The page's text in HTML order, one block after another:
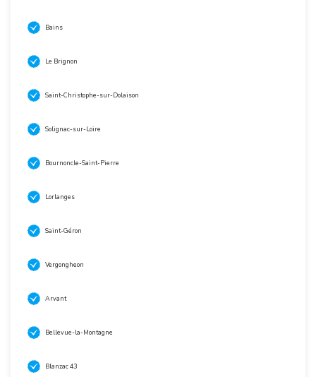
Bains
Le Brignon
Saint-Christophe-sur-Dolaison
Solignac-sur-Loire
Bournoncle-Saint-Pierre
Lorlanges
Saint-Géron
Vergongheon
Arvant
Bellevue-la-Montagne
Blanzac 43